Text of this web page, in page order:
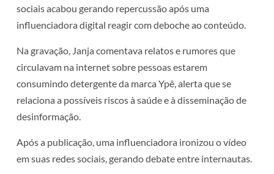
sociais acabou gerando repercussão após uma
influenciadora digital reagir com deboche ao conteúdo.
Na gravação, Janja comentava relatos e rumores que
circulavam na internet sobre pessoas estarem
consumindo detergente da marca Ypê, alerta que se
relaciona a possíveis riscos à saúde e à disseminação de
desinformação.
Após a publicação, uma influenciadora ironizou o vídeo
em suas redes sociais, gerando debate entre internautas.